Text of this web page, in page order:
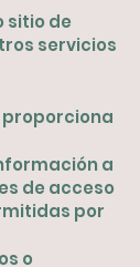
sitio de
servicios
proporciona
a
de acceso
por
o